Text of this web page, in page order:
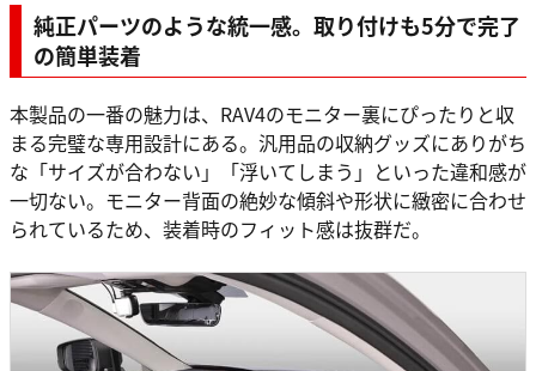
純正パーツのような統一感。取り付けも5分で完了
の簡単装着
本製品の一番の魅力は、RAV4のモニター裏にぴったりと収
まる完璧な専用設計にある。汎用品の収納グッズにありがち
な「サイズが合わない」「浮いてしまう」といった違和感が
一切ない。モニター背面の絶妙な傾斜や形状に緻密に合わせ
られているため、装着時のフィット感は抜群だ。